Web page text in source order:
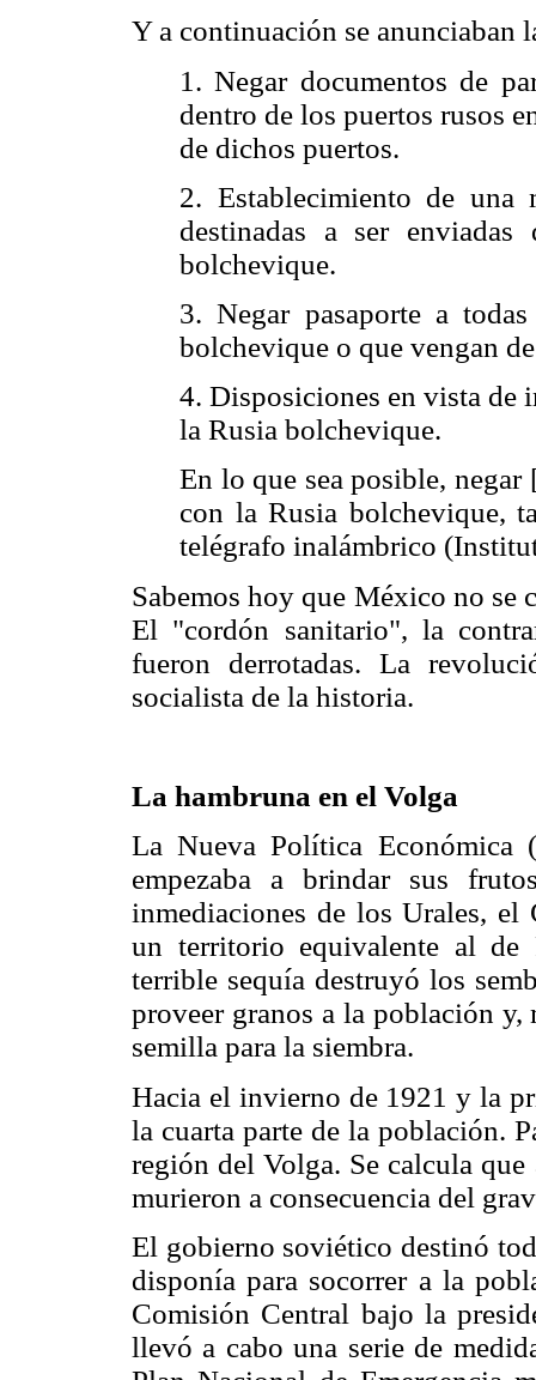
Y a continuación se anunciaban
1. Negar documentos de
dentro de los puertos rusos
de dichos puertos.
2. Establecimiento de una
destinadas a ser
bolchevique.
3. Negar pasaporte a
bolchevique o que vengan
4. Disposiciones en vista de
la Rusia bolchevique.
En lo que sea posible,
con la Rusia bolchevique,
telégrafo inalámbrico
Sabemos hoy que México no se
El "cordón sanitario", la
fueron derrotadas. La
socialista de la historia.
La hambruna en el Volga
La Nueva Política Económica
empezaba a brindar sus
inmediaciones de los Urales, el
un territorio equivalente al de
terrible sequía destruyó los
proveer granos a la población y,
semilla para la siembra.
Hacia el invierno de 1921 y la
la cuarta parte de la población.
región del Volga. Se calcula
murieron a consecuencia del
El gobierno soviético destinó
disponía para socorrer a la
Comisión Central bajo la
llevó a cabo una serie de